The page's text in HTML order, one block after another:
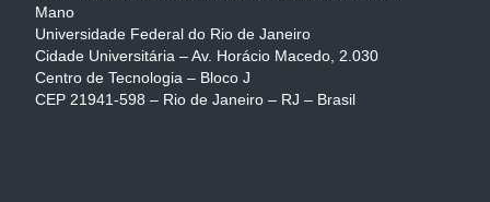
Mano
Universidade Federal do Rio de Janeiro
Cidade Universitária – Av. Horácio Macedo, 2.030
Centro de Tecnologia – Bloco J
CEP 21941-598 – Rio de Janeiro – RJ – Brasil